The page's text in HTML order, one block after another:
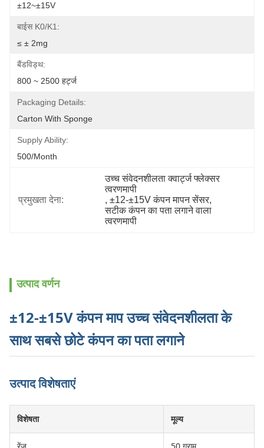
±12~±15V
बाईस K0/K1:
≤ ± 2mg
बैंडविड्थ:
800 ~ 2500 हर्ट्ज
Packaging Details:
Carton With Sponge
Supply Ability:
500/month
प्रमुखता देना:
उच्च संवेदनशीलता क्वार्ट्ज फ्लेक्सर
त्वरणमापी
, ±12-±15V कंपन मापन सेंसर,
सटीक कंपन का पता लगाने वाला
त्वरणमापी
उत्पाद वर्णन
±12-±15V कंपन माप उच्च संवेदनशीलता के
साथ सबसे छोटे कंपन का पता लगाने
उत्पाद विशेषताएं
विशेषता मूल्य